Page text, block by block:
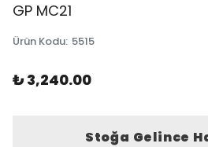
GP MC21
Ürün Kodu: 5515
₺ 3,240.00
Stoğa Gelince